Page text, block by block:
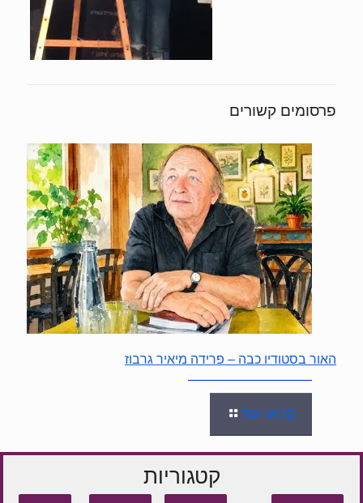
פרסומים קשורים
האור בסטודיו כבה – פרידה מיאיר גרבוז
קראו עוד
קטגוריות